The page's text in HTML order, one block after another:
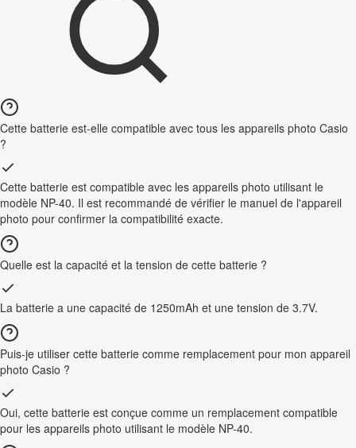
Cette batterie est-elle compatible avec tous les appareils photo Casio
?
Cette batterie est compatible avec les appareils photo utilisant le
modèle NP-40. Il est recommandé de vérifier le manuel de l'appareil
photo pour confirmer la compatibilité exacte.
Quelle est la capacité et la tension de cette batterie ?
La batterie a une capacité de 1250mAh et une tension de 3.7V.
Puis-je utiliser cette batterie comme remplacement pour mon appareil
photo Casio ?
Oui, cette batterie est conçue comme un remplacement compatible
pour les appareils photo utilisant le modèle NP-40.